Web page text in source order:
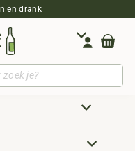
en drank